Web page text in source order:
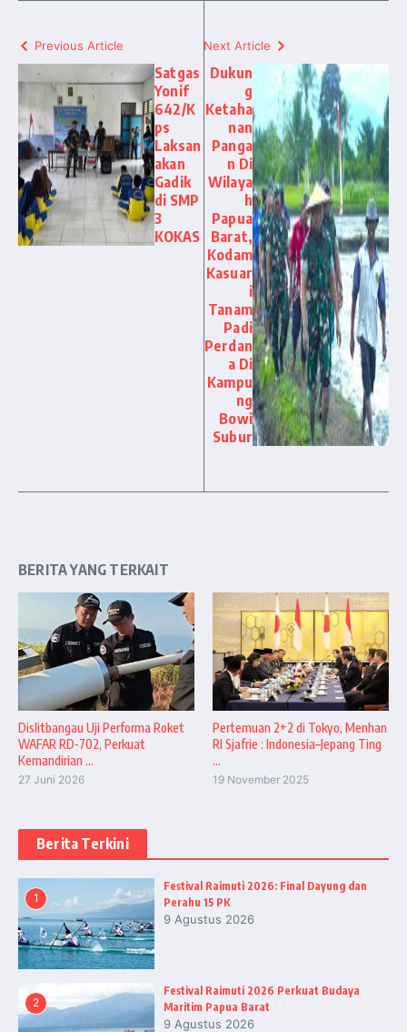
Previous Article
Satgas
Yonif
642/K
ps
Laksan
akan
Gadik
di SMP
3
KOKAS
Next Article
Dukun
g
Ketaha
nan
Panga
n Di
Wilaya
h
Papua
Barat,
Kodam
Kasuar
i
Tanam
Padi
Perdan
a Di
Kampu
ng
Bowi
Subur
BERITA YANG TERKAIT
Dislitbangau Uji Performa Roket
WAFAR RD-702, Perkuat
Kemandirian ...
27 Juni 2026
Pertemuan 2+2 di Tokyo, Menhan
RI Sjafrie : Indonesia–Jepang Ting
...
19 November 2025
Berita Terkini
1
Festival Raimuti 2026: Final Dayung dan
Perahu 15 PK
9 Agustus 2026
2
Festival Raimuti 2026 Perkuat Budaya
Maritim Papua Barat
9 Agustus 2026